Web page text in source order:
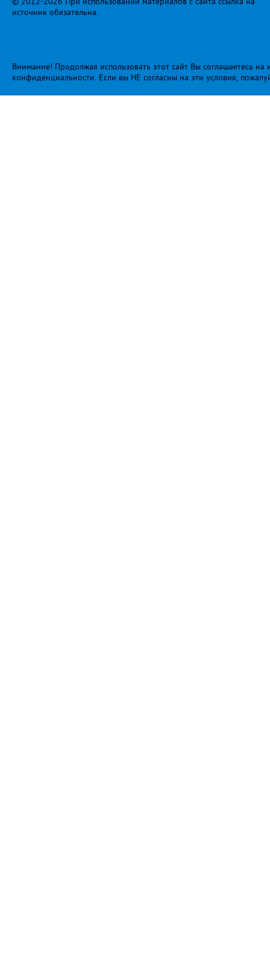
источник обязательна.
Внимание! Продолжая использовать этот сайт Вы соглашаетесь
конфиденциальности . Если вы НЕ согласны на эти условия,